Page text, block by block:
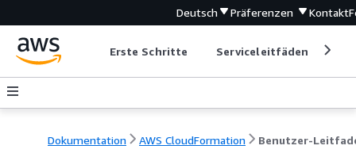
Deutsch Präferenzen Kontakt
Erste Schritte Serviceleitfäden
Dokumentation AWS CloudFormation Benutzer-